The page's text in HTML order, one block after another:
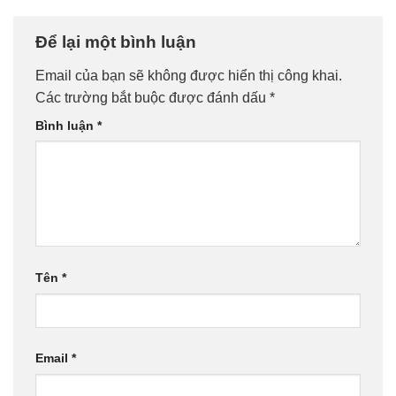
Để lại một bình luận
Email của bạn sẽ không được hiển thị công khai.
Các trường bắt buộc được đánh dấu *
Bình luận *
Tên *
Email *